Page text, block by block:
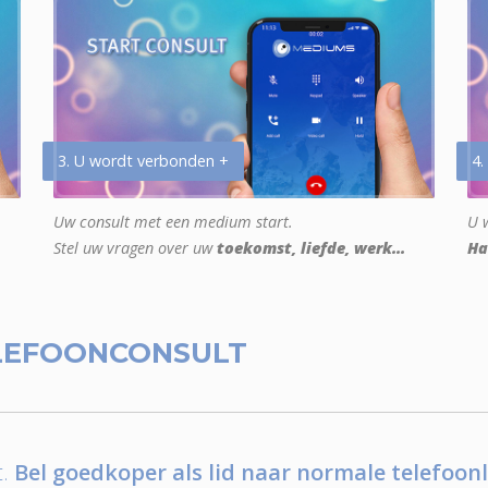
3. U wordt verbonden +
Uw consult met een medium start.
Stel uw vragen over uwtoekomst, liefde, werk...
U
Bel goedkoper als lid naar normale